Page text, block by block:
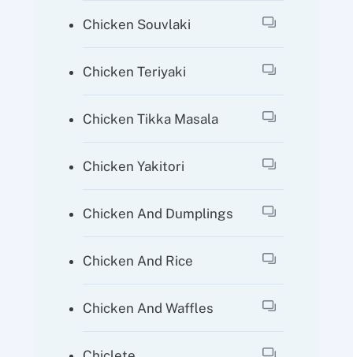
Chicken Souvlaki
Chicken Teriyaki
Chicken Tikka Masala
Chicken Yakitori
Chicken And Dumplings
Chicken And Rice
Chicken And Waffles